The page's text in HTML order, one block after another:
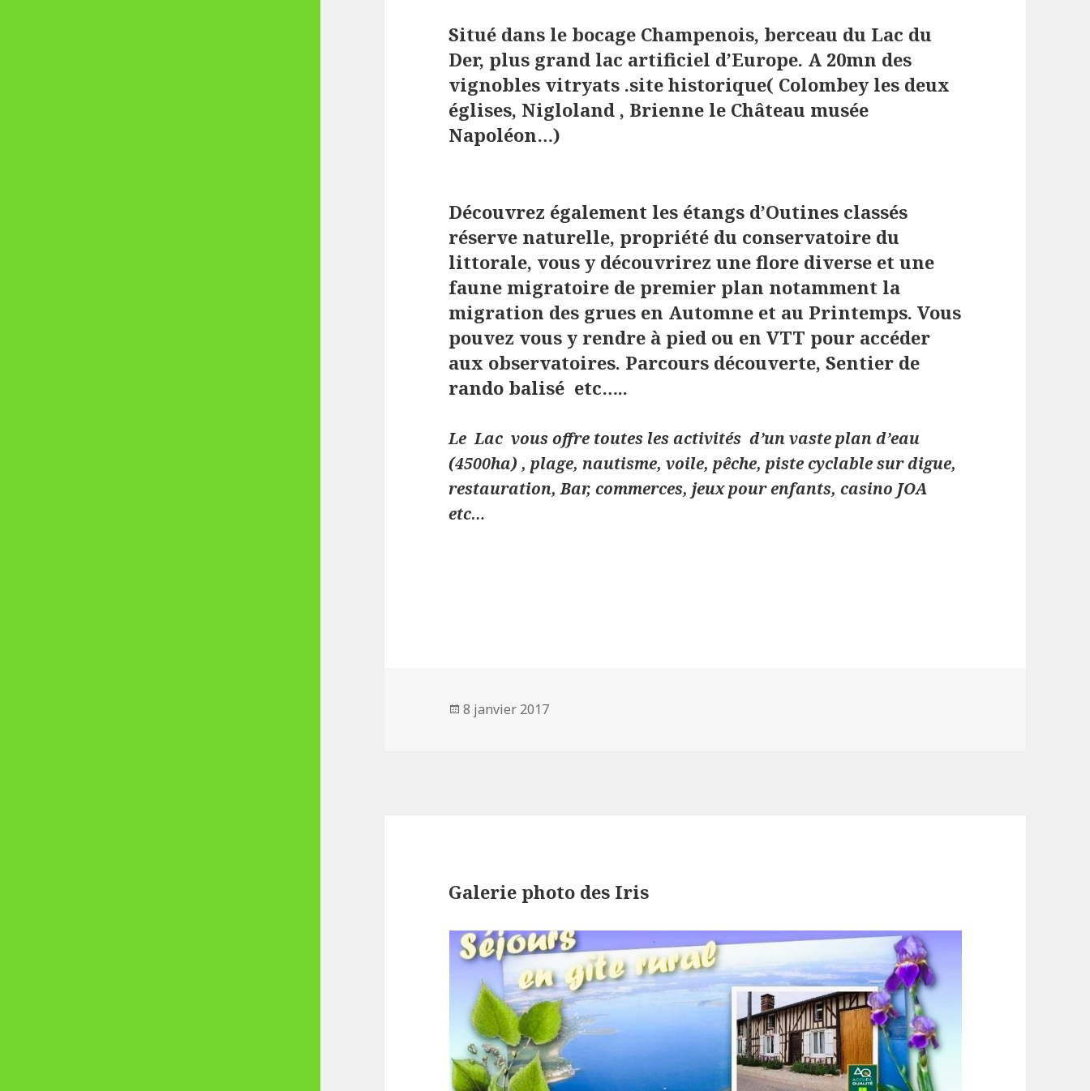
Situé dans le bocage Champenois, berceau du Lac du
Der, plus grand lac artificiel d’Europe. A 20mn des
vignobles vitryats .site historique( Colombey les deux
églises, Nigloland , Brienne le Château musée
Napoléon…)
Découvrez également les étangs d’Outines classés
réserve naturelle, propriété du conservatoire du
littorale, vous y découvrirez une flore diverse et une
faune migratoire de premier plan notamment la
migration des grues en Automne et au Printemps. Vous
pouvez vous y rendre à pied ou en VTT pour accéder
aux observatoires. Parcours découverte, Sentier de
rando balisé etc…..
Le Lac vous offre toutes les activités d’un vaste plan d’eau
(4500ha) , plage, nautisme, voile, pêche, piste cyclable sur digue,
restauration, Bar, commerces, jeux pour enfants, casino JOA
etc…
Publié
8 janvier 2017
Galerie photo des Iris